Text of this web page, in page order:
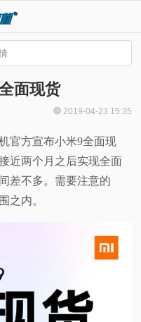
面现货
2019-04-23 15:35
官方宣布小米9全面现
近两个月之后实现全面
差不多。需要注意的
之内。